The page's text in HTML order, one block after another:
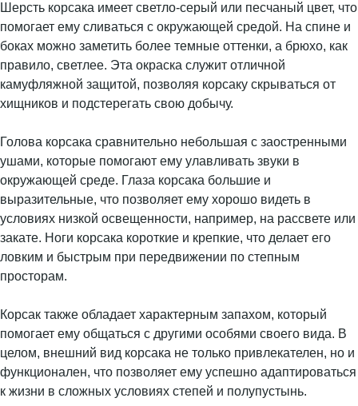
Шерсть корсака имеет светло-серый или песчаный цвет, что
помогает ему сливаться с окружающей средой. На спине и
боках можно заметить более темные оттенки, а брюхо, как
правило, светлее. Эта окраска служит отличной
камуфляжной защитой, позволяя корсаку скрываться от
хищников и подстерегать свою добычу.
Голова корсака сравнительно небольшая с заостренными
ушами, которые помогают ему улавливать звуки в
окружающей среде. Глаза корсака большие и
выразительные, что позволяет ему хорошо видеть в
условиях низкой освещенности, например, на рассвете или
закате. Ноги корсака короткие и крепкие, что делает его
ловким и быстрым при передвижении по степным
просторам.
Корсак также обладает характерным запахом, который
помогает ему общаться с другими особями своего вида. В
целом, внешний вид корсака не только привлекателен, но и
функционален, что позволяет ему успешно адаптироваться
к жизни в сложных условиях степей и полупустынь.